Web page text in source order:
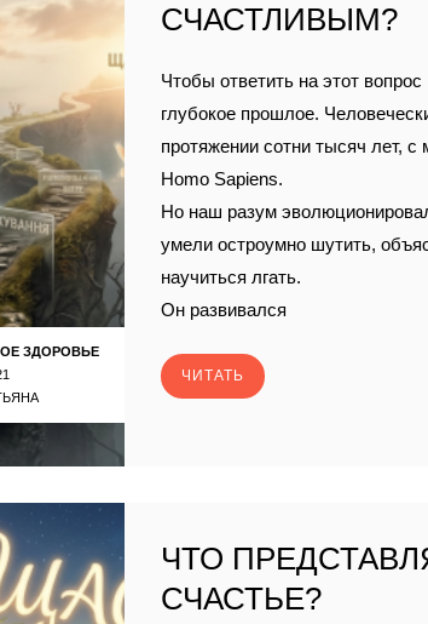
ЗДОРОВЬЕ
СЧАСТЛИВЫМ?
Чтобы ответить на этот
глубокое прошлое.
протяжении сотни тысяч лет,
Homo Sapiens.
Но наш разум
умели остроумно шутить,
научиться лгать.
Он развивался
ЧИТАТЬ
ЧТО
СЧАСТЬЕ?